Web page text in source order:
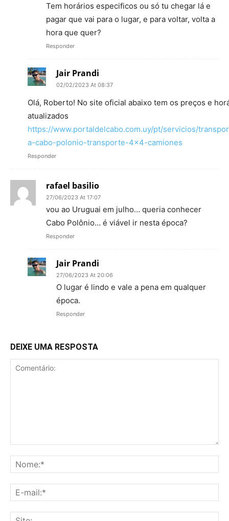
Tem horários especificos ou só tu chegar lá e
pagar que vai para o lugar, e para voltar, volta a
hora que quer?
Responder
Jair Prandi
02/02/2023 At 08:37
Olá, Roberto! No site oficial abaixo tem os preços e
atualizados
https://www.portaldelcabo.com.uy/pt/servicios/
a-cabo-polonio-transporte-4×4-camiones
Responder
rafael basilio
27/06/2023 At 17:07
vou ao Uruguai em julho… queria conhecer
Cabo Polônio… é viável ir nesta época?
Responder
Jair Prandi
27/06/2023 At 20:06
O lugar é lindo e vale a pena em qualquer
época.
Responder
DEIXE UMA RESPOSTA